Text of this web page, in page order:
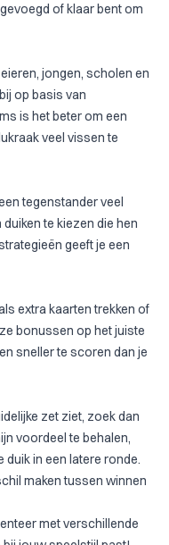
of klaar bent om
jongen, scholen en
op basis van
is het beter om een
veel vissen te
tegenstander veel
te kiezen die hen
geeft je een
extra kaarten trekken of
bonussen op het juiste
sneller te scoren dan je
zet ziet, zoek dan
voordeel te behalen,
in een latere ronde.
maken tussen winnen
met verschillende